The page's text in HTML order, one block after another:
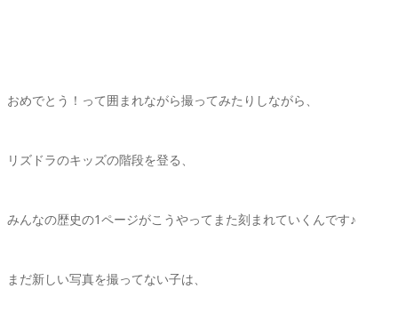
おめでとう！って囲まれながら撮ってみたりしながら、
リズドラのキッズの階段を登る、
みんなの歴史の1ページがこうやってまた刻まれていくんです♪
まだ新しい写真を撮ってない子は、